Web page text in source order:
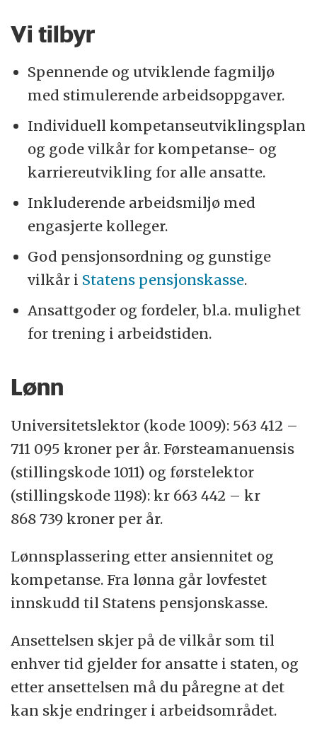
Vi tilbyr
Spennende og utviklende fagmiljø
med stimulerende arbeidsoppgaver.
Individuell kompetanseutviklingsplan
og gode vilkår for kompetanse- og
karriereutvikling for alle ansatte.
Inkluderende arbeidsmiljø med
engasjerte kolleger.
God pensjonsordning og gunstige
vilkår i Statens pensjonskasse.
Ansattgoder og fordeler, bl.a. mulighet
for trening i arbeidstiden.
Lønn
Universitetslektor (kode 1009): 563 412 –
711 095 kroner per år. Førsteamanuensis
(stillingskode 1011) og førstelektor
(stillingskode 1198): kr 663 442 – kr
868 739 kroner per år.
Lønnsplassering etter ansiennitet og
kompetanse. Fra lønna går lovfestet
innskudd til Statens pensjonskasse.
Ansettelsen skjer på de vilkår som til
enhver tid gjelder for ansatte i staten, og
etter ansettelsen må du påregne at det
kan skje endringer i arbeidsområdet.